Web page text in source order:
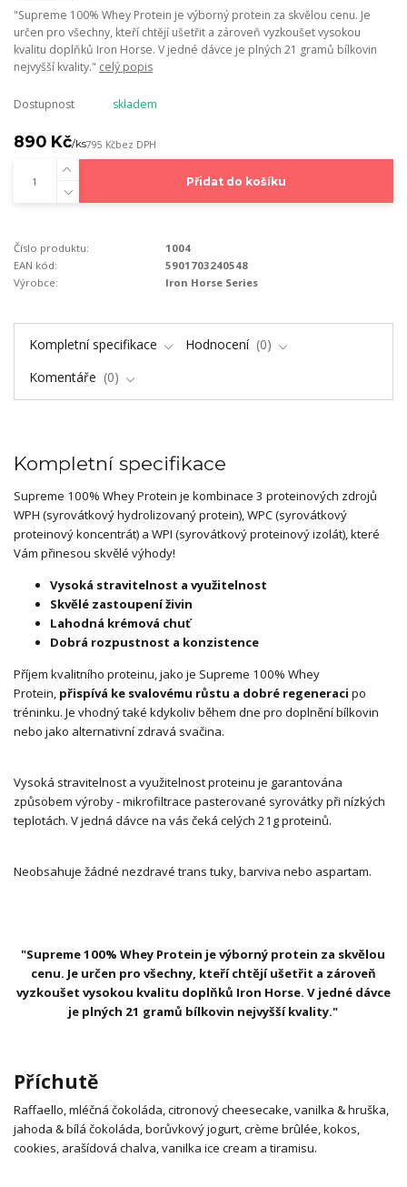
"Supreme 100% Whey Protein je výborný protein za skvělou cenu. Je
určen pro všechny, kteří chtějí ušetřit a zároveň vyzkoušet vysokou
kvalitu doplňků Iron Horse. V jedné dávce je plných 21 gramů bílkovin
nejvyšší kvality." celý popis
Dostupnost skladem
890 Kč/ks795 Kčbez DPH
Přidat do košíku
Číslo produktu:
1004
EAN kód:
5901703240548
Výrobce:
Iron Horse Series
Kompletní specifikace Hodnocení
0
Komentáře
0
Kompletní specifikace
Supreme 100% Whey Protein je kombinace 3 proteinových zdrojů
WPH (syrovátkový hydrolizovaný protein), WPC (syrovátkový
proteinový koncentrát) a WPI (syrovátkový proteinový izolát), které
Vám přinesou skvělé výhody!
Vysoká stravitelnost a využitelnost
Skvělé zastoupení živin
Lahodná krémová chuť
Dobrá rozpustnost a konzistence
Příjem kvalitního proteinu, jako je Supreme 100% Whey
Protein, přispívá ke svalovému růstu a dobré regeneraci po
tréninku. Je vhodný také kdykoliv během dne pro doplnění bílkovin
nebo jako alternativní zdravá svačina.
Vysoká stravitelnost a využitelnost proteinu je garantována
způsobem výroby - mikrofiltrace pasterované syrovátky při nízkých
teplotách. V jedná dávce na vás čeká celých 21g proteinů.
Neobsahuje žádné nezdravé trans tuky, barviva nebo aspartam.
"Supreme 100% Whey Protein je výborný protein za skvělou
cenu. Je určen pro všechny, kteří chtějí ušetřit a zároveň
vyzkoušet vysokou kvalitu doplňků Iron Horse. V jedné dávce
je plných 21 gramů bílkovin nejvyšší kvality."
Příchutě
Raffaello, mléčná čokoláda, citronový cheesecake, vanilka & hruška,
jahoda & bílá čokoláda, borůvkový jogurt, crème brûlée, kokos,
cookies, arašídová chalva, vanilka ice cream a tiramisu.